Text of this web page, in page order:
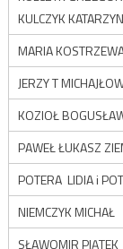
KULCZYK
MARIA
JERZY T
KOZIOŁ
PAWEŁ ŁUKASZ
POTERA LIDIA i
NIEMCZYK MICHAŁ
SŁAWOMIR PIĄTEK